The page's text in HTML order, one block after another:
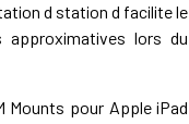
d station d facilite le
lors du
Mounts pour Apple iPad